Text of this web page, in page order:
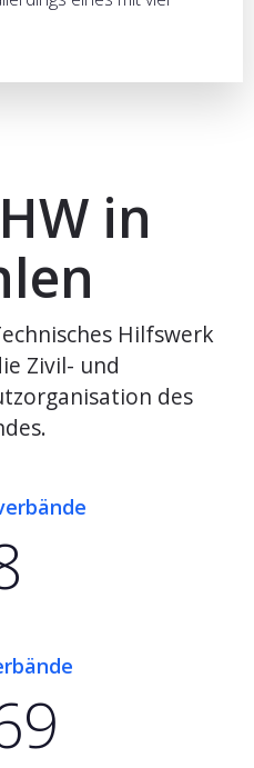
in
Hilfswerk
Zivil- und
des